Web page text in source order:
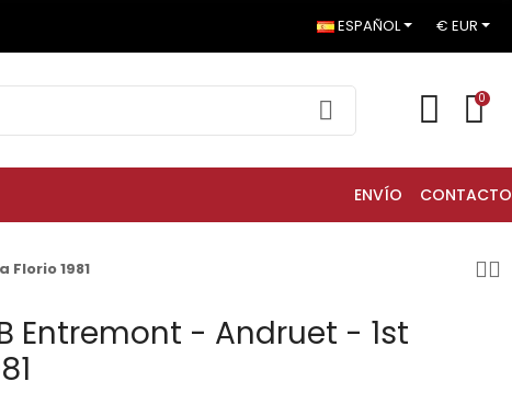
ESPAÑOL € EUR
0
ENVÍO CONTACTO
1981
Entremont - Andruet - 1st